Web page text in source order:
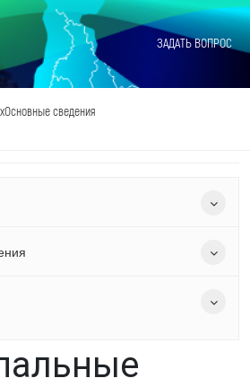
ЗАДАТЬ ВОПРОС
Основные сведения